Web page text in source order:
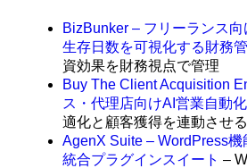
BizBunker – フリーランス
生存日数を可視化する財務
資効果を財務視点で管理
Buy The Client Acquisition
ス・代理店向けAI営業自動
適化と顧客獲得を連動させる
AgenX Suite – WordPress
統合プラグインスイート –